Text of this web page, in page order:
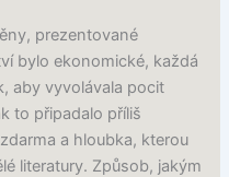
prezentované
bylo ekonomické, každá
aby vyvolávala pocit
to připadalo příliš
a hloubka, kterou
literatury. Způsob, jakým